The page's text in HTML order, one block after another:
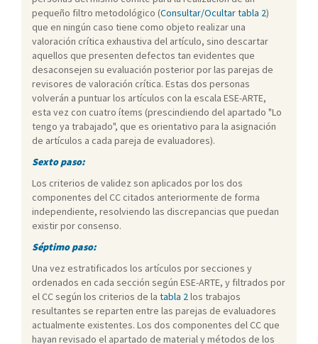
pequeño filtro metodológico (Consultar/Ocultar tabla 2)
que en ningún caso tiene como objeto realizar una
valoración crítica exhaustiva del artículo, sino descartar
aquellos que presenten defectos tan evidentes que
desaconsejen su evaluación posterior por las parejas de
revisores de valoración crítica. Estas dos personas
volverán a puntuar los artículos con la escala ESE-ARTE,
esta vez con cuatro ítems (prescindiendo del apartado "Lo
tengo ya trabajado", que es orientativo para la asignación
de artículos a cada pareja de evaluadores).
Sexto paso:
Los criterios de validez son aplicados por los dos
componentes del CC citados anteriormente de forma
independiente, resolviendo las discrepancias que puedan
existir por consenso.
Séptimo paso:
Una vez estratificados los artículos por secciones y
ordenados en cada sección según ESE-ARTE, y filtrados por
el CC según los criterios de la tabla 2los trabajos
resultantes se reparten entre las parejas de evaluadores
actualmente existentes. Los dos componentes del CC que
hayan revisado el apartado de material y métodos de los